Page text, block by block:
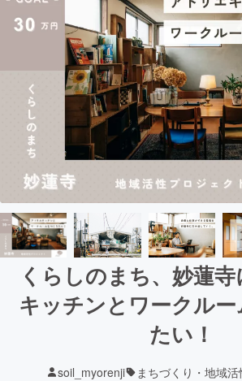
くらしのまち、妙蓮
キッチンとワークル
たい！
soil_myorenji まちづくり・地域活